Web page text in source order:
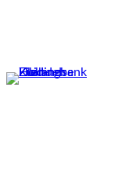
inhoud